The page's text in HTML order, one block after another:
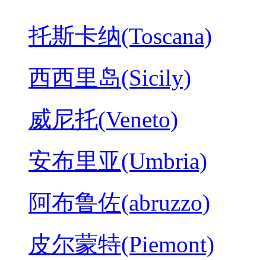
托斯卡纳(Toscana)
西西里岛(Sicily)
威尼托(Veneto)
安布里亚(Umbria)
阿布鲁佐(abruzzo)
皮尔蒙特(Piemont)